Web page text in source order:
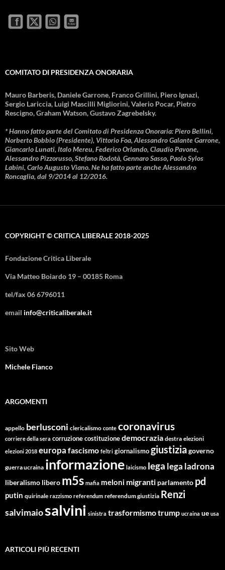
COMITATO DI PRESIDENZA ONORARIA
Mauro Barberis, Daniele Garrone, Franco Grillini, Piero Ignazi,
Sergio Lariccia, Luigi Mascilli Migliorini, Valerio Pocar, Pietro
Rescigno, Graham Watson, Gustavo Zagrebelsky.
* Hanno fatto parte del Comitato di Presidenza Onoraria: Piero Bellini,
Norberto Bobbio (Presidente), Vittorio Foa, Alessandro Galante Garrone,
Giancarlo Lunati, Italo Mereu, Federico Orlando, Claudio Pavone,
Alessandro Pizzorusso, Stefano Rodotà, Gennaro Sasso, Paolo Sylos
Labini, Carlo Augusto Viano. Ne ha fatto parte anche Alessandro
Roncaglia, dal 9/2014 al 12/2016.
COPYRIGHT © CRITICA LIBERALE 2018-2025
Fondazione Critica Liberale
Via Matteo Boiardo 19 – 00185 Roma
tel/fax 06 6796011
email info@criticaliberale.it
Sito Web
Michele Fianco
ARGOMENTI
appello berlusconi clericalismo conte coronavirus
corriere della sera corruzionecostituzionedemocrazia destra elezioni
elezioni 2018 europa fascismo feltri giornalismogiustiziagoverno
guerra ucraina informazione laicismo lega lega ladrona
liberalismo libero m5s mafia meloni migranti parlamento pd
putin quirinale razzismo referendum referendum giustizia Renzi
salvimaiosalvini sinistra trasformismotrump ucraina ue usa
ARTICOLI PIÙ RECENTI